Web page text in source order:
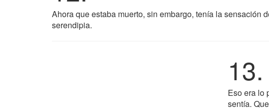
Ahora que estaba muerto, sin embargo, tenía la sensación
serendipia.
13.
Eso era lo
sentía.